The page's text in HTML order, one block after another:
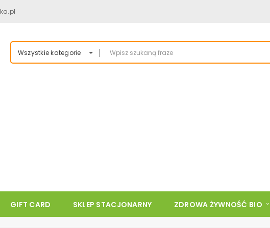
Wszystkie kategorie
GIFT CARD SKLEP STACJONARNY ZDROWA ŻYWNOŚĆ BIO